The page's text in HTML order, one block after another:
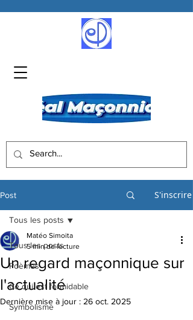
Post S'inscrire
Tous les posts
Poèmes
Ce qui est formidable
Symbolisme
Tous les posts
Un regard maçonnique sur
l'actualité
Matéo Simoita
5 min de lecture
Dernière mise à jour : 26 oct. 2025